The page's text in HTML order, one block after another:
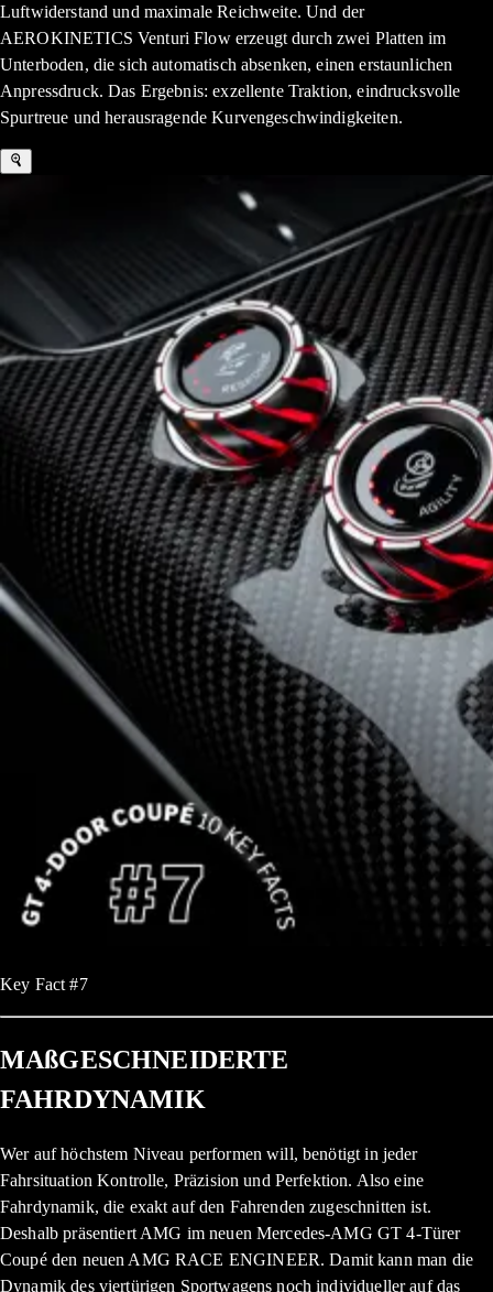
Luftwiderstand und maximale Reichweite. Und der
AEROKINETICS Venturi Flow erzeugt durch zwei Platten im
Unterboden, die sich automatisch absenken, einen erstaunlichen
Anpressdruck. Das Ergebnis: exzellente Traktion, eindrucksvolle
Spurtreue und herausragende Kurvengeschwindigkeiten.
Key Fact #7
MAßGESCHNEIDERTE
FAHRDYNAMIK
Wer auf höchstem Niveau performen will, benötigt in jeder
Fahrsituation Kontrolle, Präzision und Perfektion. Also eine
Fahrdynamik, die exakt auf den Fahrenden zugeschnitten ist.
Deshalb präsentiert AMG im neuen Mercedes-AMG GT 4-Türer
Coupé den neuen AMG RACE ENGINEER. Damit kann man die
Dynamik des viertürigen Sportwagens noch individueller auf das